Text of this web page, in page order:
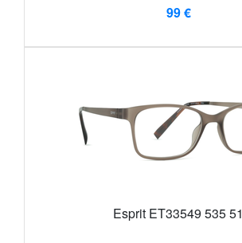
99 €
Esprit ET33549 535 51